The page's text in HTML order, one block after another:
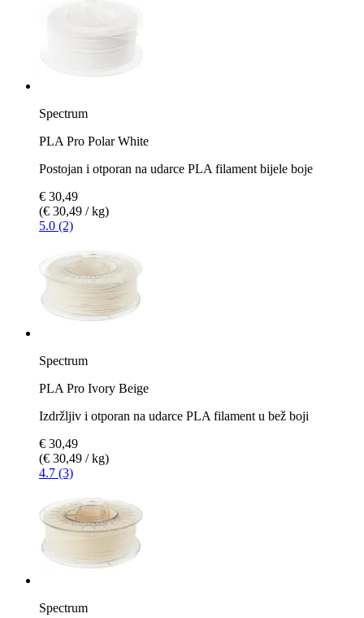
Spectrum
PLA Pro Polar White
Postojan i otporan na udarce PLA filament bijele boje
€ 30,49
(€ 30,49 / kg)
5.0 (2)
Spectrum
PLA Pro Ivory Beige
Izdržljiv i otporan na udarce PLA filament u bež boji
€ 30,49
(€ 30,49 / kg)
4.7 (3)
Spectrum